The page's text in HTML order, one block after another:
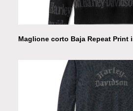
Maglione corto Baja Repeat Print